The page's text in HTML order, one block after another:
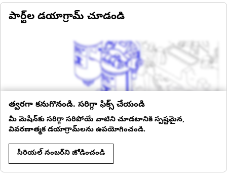
పార్ట్‌ల డయాగ్రామ్ చూడండి
త్వరగా కనుగొనండి. సరిగ్గా ఫిక్స్ చేయండి
మీ మెషీన్‌కు సరిగ్గా సరిపోయే వాటిని చూడటానికి స్పష్టమైన,
వివరణాత్మక డయాగ్రామ్‌లను ఉపయోగించండి.
సీరియల్ నంబర్‌ని జోడించండి